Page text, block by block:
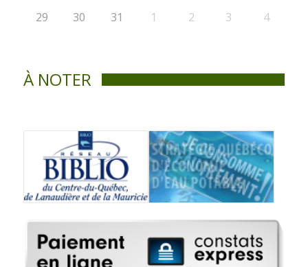
29 30 31 1 2 3 4
À NOTER